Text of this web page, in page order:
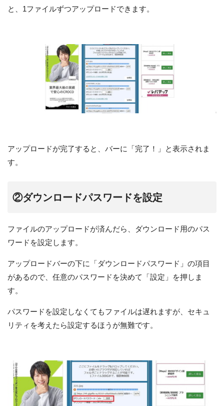
と、1ファイルずつアップロードできます。
アップロードが完了すると、バーに「完了！」と表示されま
す。
②ダウンロードパスワードを設定
ファイルのアップロードが済んだら、ダウンロード用のパス
ワードを設定します。
アップロードバーの下に「ダウンロードパスワード」の項目
があるので、任意のパスワードを決めて「設定」を押しま
す。
パスワードを設定しなくてもファイルは遅れますが、セキュ
リティを考えたら設定するほうが無難です。